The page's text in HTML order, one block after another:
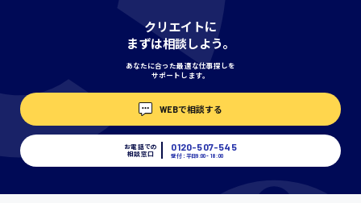
クリエイトに
まずは相談しよう。
あなたに合った最適な仕事探しを
サポートします。
WEBで相談する
お電話での
相談窓口
0120-507-545
受付：平日9:00 - 18:00